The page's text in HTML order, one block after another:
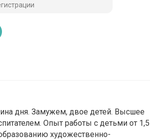
дня. Замужем, двое детей. Высшее
Опыт работы с детьми от 1,5
художественно-